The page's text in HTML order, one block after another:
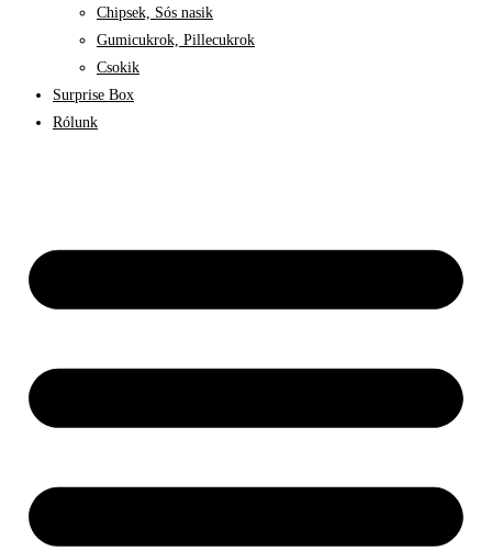
Chipsek, Sós nasik
Gumicukrok, Pillecukrok
Csokik
Surprise Box
Rólunk